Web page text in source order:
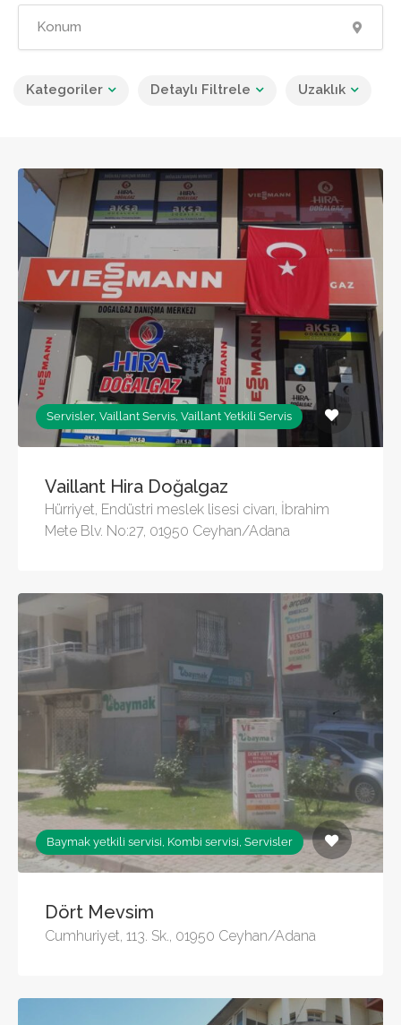
Kategoriler Detaylı Filtrele Uzaklık
Servisler, Vaillant Servis, Vaillant Yetkili Servis
Vaillant Hira Doğalgaz
Hürriyet, Endüstri meslek lisesi civarı, İbrahim
Mete Blv. No:27, 01950 Ceyhan/Adana
Baymak yetkili servisi, Kombi servisi, Servisler
Dört Mevsim
Cumhuriyet, 113. Sk., 01950 Ceyhan/Adana